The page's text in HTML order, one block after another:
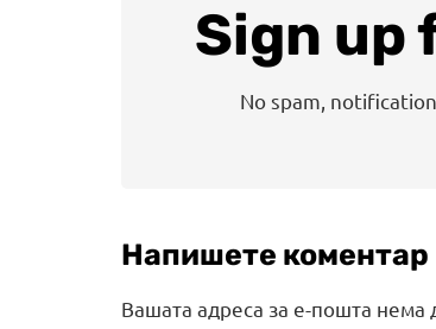
Sign up
No spam,
Напишете коментар
Вашата адреса за е-пошта нема